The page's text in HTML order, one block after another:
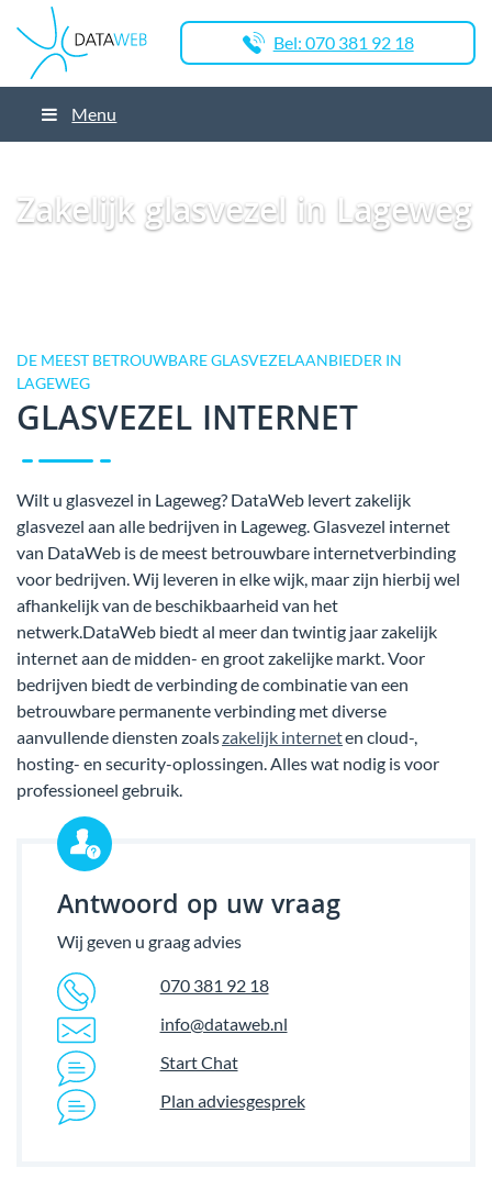
Bel: 070 381 92 18
Menu
Zakelijk glasvezel in Lageweg
DE MEEST BETROUWBARE GLASVEZELAANBIEDER IN
LAGEWEG
GLASVEZEL INTERNET
Wilt u glasvezel in Lageweg? DataWeb levert zakelijk
glasvezel aan alle bedrijven in Lageweg. Glasvezel internet
van DataWeb is de meest betrouwbare internetverbinding
voor bedrijven. Wij leveren in elke wijk, maar zijn hierbij wel
afhankelijk van de beschikbaarheid van het
netwerk.DataWeb biedt al meer dan twintig jaar zakelijk
internet aan de midden- en groot zakelijke markt. Voor
bedrijven biedt de verbinding de combinatie van een
betrouwbare permanente verbinding met diverse
aanvullende diensten zoalszakelijk interneten cloud-,
hosting- en security-oplossingen. Alles wat nodig is voor
professioneel gebruik.
Antwoord op uw vraag
Wij geven u graag advies
070 381 92 18
info@dataweb.nl
Start Chat
Plan adviesgesprek